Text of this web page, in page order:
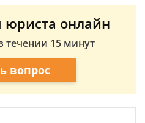
юриста онлайн
течении 15 минут
вопрос